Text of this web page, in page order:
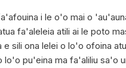
i le o'o mai o
fa'aleleia atili ai le poto
sili ona lelei o lo'o ofoina
pu'eina ma fa'aliliu sa'o